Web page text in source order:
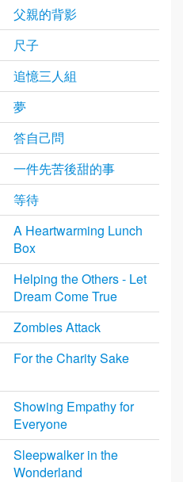
父親的背影
尺子
追憶三人組
夢
答自己問
一件先苦後甜的事
等待
A Heartwarming Lunch
Box
Helping the Others - Let
Dream Come True
Zombies Attack
For the Charity Sake
Showing Empathy for
Everyone
Sleepwalker in the
Wonderland